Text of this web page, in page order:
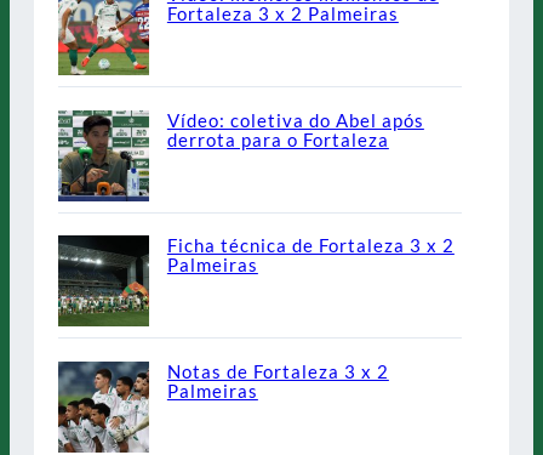
Fortaleza 3 x 2 Palmeiras
Vídeo: coletiva do Abel após
derrota para o Fortaleza
Ficha técnica de Fortaleza 3 x 2
Palmeiras
Notas de Fortaleza 3 x 2
Palmeiras